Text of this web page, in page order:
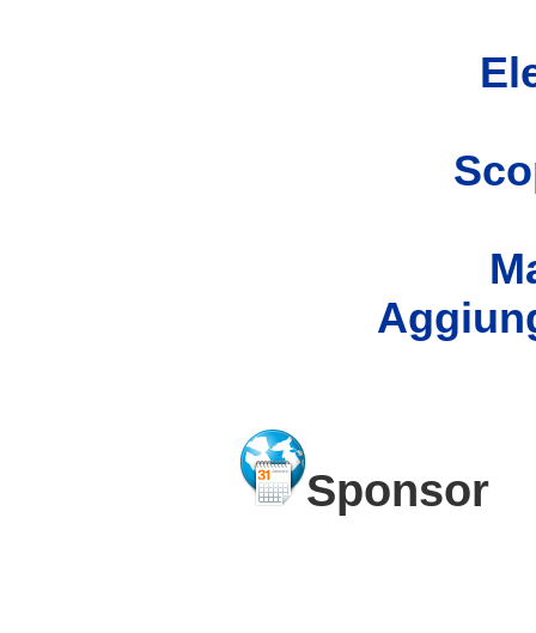
Sponsor